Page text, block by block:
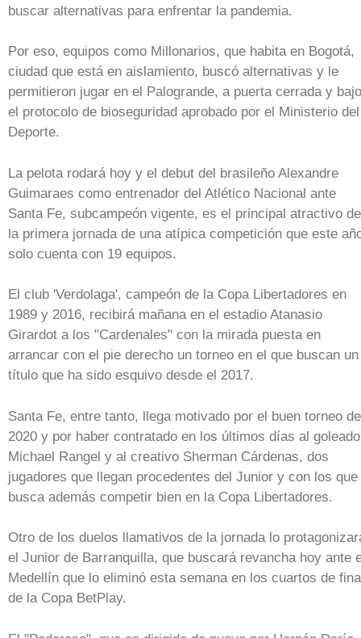
buscar alternativas para enfrentar la pandemia.
Por eso, equipos como Millonarios, que habita en Bogotá,
ciudad que está en aislamiento, buscó alternativas y le
permitieron jugar en el Palogrande, a puerta cerrada y bajo
el protocolo de bioseguridad aprobado por el Ministerio del
Deporte.
La pelota rodará hoy y el debut del brasileño Alexandre
Guimaraes como entrenador del Atlético Nacional ante
Santa Fe, subcampeón vigente, es el principal atractivo de
la primera jornada de una atípica competición que este
solo cuenta con 19 equipos.
El club 'Verdolaga', campeón de la Copa Libertadores en
1989 y 2016, recibirá mañana en el estadio Atanasio
Girardot a los "Cardenales" con la mirada puesta en
arrancar con el pie derecho un torneo en el que buscan un
título que ha sido esquivo desde el 2017.
Santa Fe, entre tanto, llega motivado por el buen torneo de
2020 y por haber contratado en los últimos días al
Michael Rangel y al creativo Sherman Cárdenas, dos
jugadores que llegan procedentes del Junior y con los que
busca además competir bien en la Copa Libertadores.
Otro de los duelos llamativos de la jornada lo
el Junior de Barranquilla, que buscará revancha hoy ante
Medellín que lo eliminó esta semana en los cuartos de
de la Copa BetPlay.